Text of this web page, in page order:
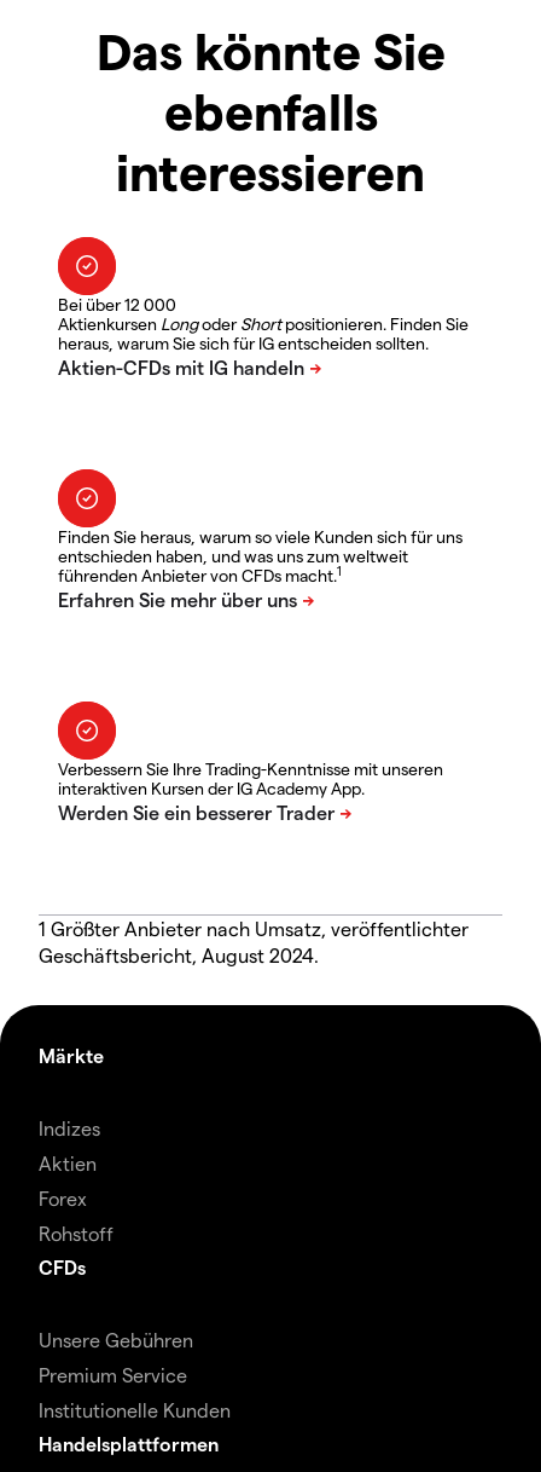
Das könnte Sie
ebenfalls
interessieren
Bei über 12 000
Aktienkursen LongoderShortpositionieren. Finden Sie
heraus, warum Sie sich für IG entscheiden sollten.
Finden Sie heraus, warum so viele Kunden sich für uns
entschieden haben, und was uns zum weltweit
führenden Anbieter von CFDs macht.1
Verbessern Sie Ihre Trading-Kenntnisse mit unseren
interaktiven Kursen der IG Academy App.
1 Größter Anbieter nach Umsatz, veröffentlichter
Geschäftsbericht, August 2024.
Märkte
Indizes
Aktien
Forex
Rohstoff
CFDs
Unsere Gebühren
Premium Service
Institutionelle Kunden
Handelsplattformen